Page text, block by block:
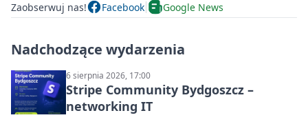
Zaobserwuj nas! Facebook Google News
Nadchodzące wydarzenia
6 sierpnia 2026, 17:00
Stripe Community Bydgoszcz –
networking IT